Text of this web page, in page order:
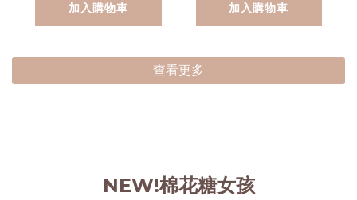
加入購物車 加入購物車
查看更多
NEW!棉花糖女孩